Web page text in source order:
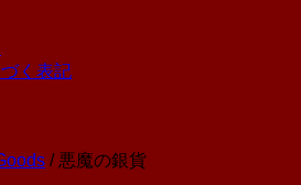
く表記
/ 悪魔の銀貨